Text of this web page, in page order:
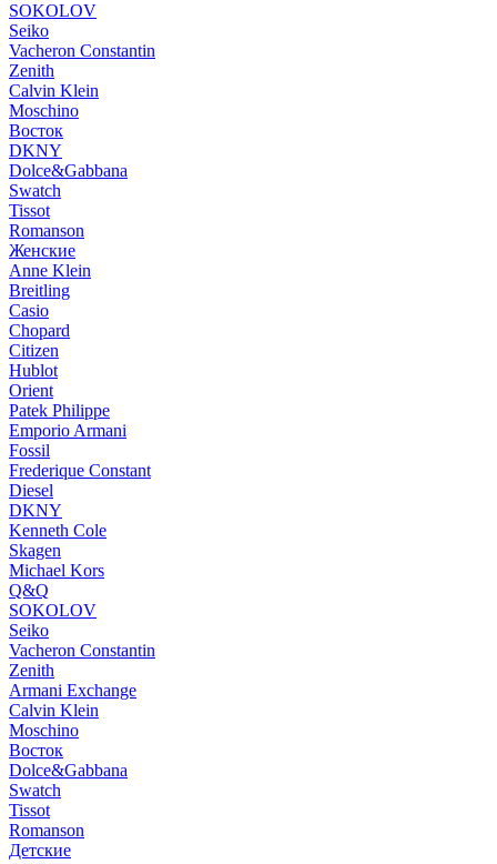
SOKOLOV
Seiko
Vacheron Constantin
Zenith
Calvin Klein
Moschino
Восток
DKNY
Dolce&Gabbana
Swatch
Tissot
Romanson
Женские
Anne Klein
Breitling
Casio
Chopard
Citizen
Hublot
Orient
Patek Philippe
Emporio Armani
Fossil
Frederique Constant
Diesel
DKNY
Kenneth Cole
Skagen
Michael Kors
Q&Q
SOKOLOV
Seiko
Vacheron Constantin
Zenith
Armani Exchange
Calvin Klein
Moschino
Восток
Dolce&Gabbana
Swatch
Tissot
Romanson
Детские